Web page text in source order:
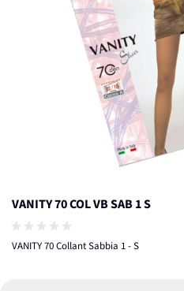
VANITY 70 COL VB SAB 1 S
VANITY 70 Collant Sabbia 1 - S